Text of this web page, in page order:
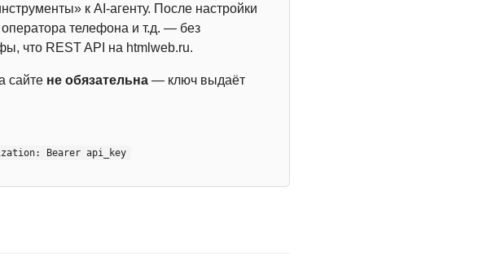
к AI-агенту. После настройки
телефона и т.д. — без
что REST API на htmlweb.ru.
сайте не обязательна — ключ выдаёт
Bearer api_key